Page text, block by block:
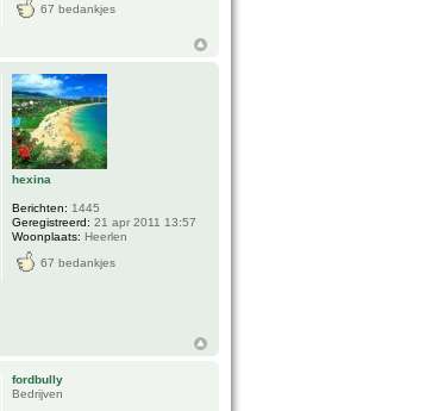
67 bedankjes
hexina
Berichten: 1445
Geregistreerd: 21 apr 2011 13:57
Woonplaats: Heerlen
67 bedankjes
fordbully
Bedrijven